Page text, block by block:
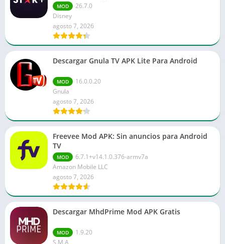
MOD
26.7.0
Disney
agosto 7, 2026
Descargar Gnula TV APK Lite Para Android
MOD
16.0.0.20
Gnula
agosto 7, 2026
Freevee Mod APK: Sin anuncios para Android
TV
MOD
6.7.1+v14.1.0.376-armv7a
Amazon Mobile LLC
agosto 7, 2026
Descargar MhdPrime Mod APK Gratis
MOD
1.9.20
S.M.A